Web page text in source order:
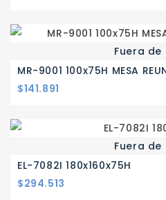
Fuera
MR-9001 100x75H MESA
Precio
$141.891
Fuera
EL-7082I 180x160x75H
Precio
$294.513